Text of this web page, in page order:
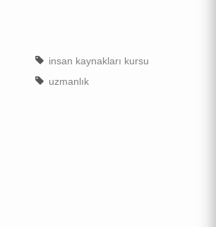
insan kaynakları kursu
uzmanlık